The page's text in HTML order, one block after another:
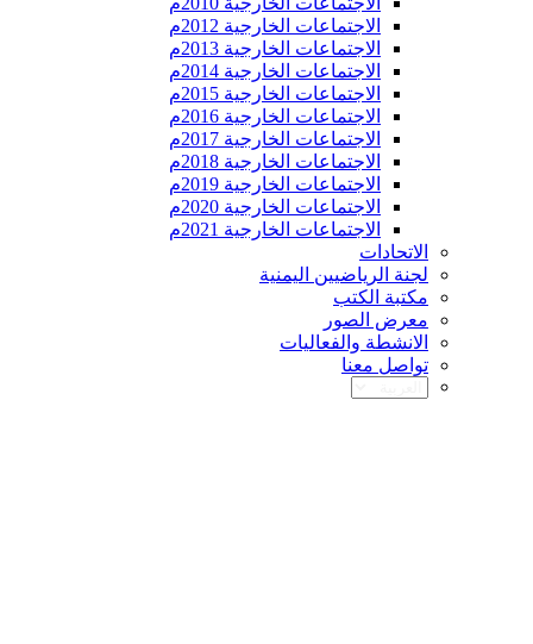
الاجتماعات الخارجية 2012م
الاجتماعات الخارجية 2013م
الاجتماعات الخارجية 2014م
الاجتماعات الخارجية 2015م
الاجتماعات الخارجية 2016م
الاجتماعات الخارجية 2017م
الاجتماعات الخارجية 2018م
الاجتماعات الخارجية 2019م
الاجتماعات الخارجية 2020م
الاجتماعات الخارجية 2021م
الاتحادات
لجنة الرياضيين اليمنية
مكتبة الكتب
معرض الصور
الانشطة والفعاليات
تواصل معنا